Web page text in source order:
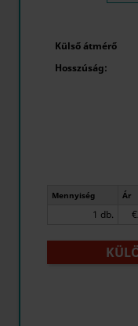
Külső átmérő
Hosszúság:
Mennyiség Ár
1 db.